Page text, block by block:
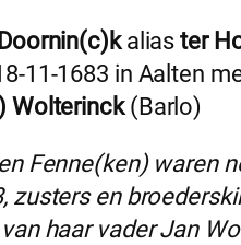
aliaster
11-1683 in Aalten
Wolterinck(Barlo)
Fenne(ken) waren
zusters en
haar vader Jan